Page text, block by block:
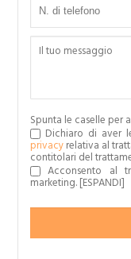
Spunta le caselle per
Dichiaro di aver
privacyrelativa al
contitolari del
Acconsento al
marketing.[ESPANDI]